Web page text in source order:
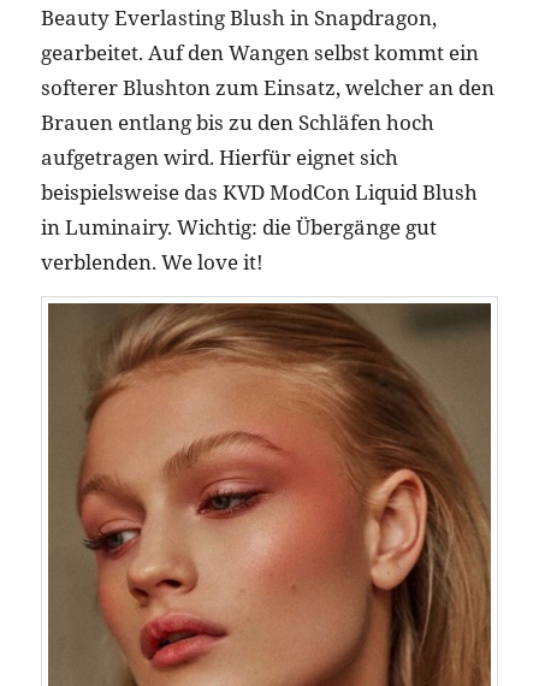
Beauty Everlasting Blush in Snapdragon,
gearbeitet. Auf den Wangen selbst kommt ein
softerer Blushton zum Einsatz, welcher an den
Brauen entlang bis zu den Schläfen hoch
aufgetragen wird. Hierfür eignet sich
beispielsweise das KVD ModCon Liquid Blush
in Luminairy. Wichtig: die Übergänge gut
verblenden. We love it!